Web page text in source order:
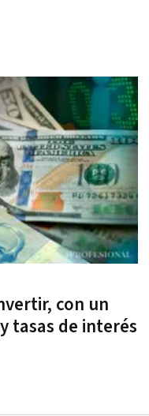
con un
tasas de interés